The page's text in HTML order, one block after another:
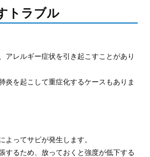
トラブル
アレルギー症状を引き起こすことがあり
炎を起こして重症化するケースもありま
よってサビが発生します。
するため、放っておくと強度が低下する